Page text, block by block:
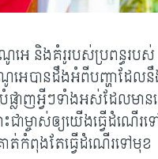
អេ និង​គំរូ​របស់​ប្រពន្ធ​របស់​
េ​បាន​ដឹង​អំពី​បញ្ហា​ដែល​
លាញ​អ្វីៗ​ទាំង​អស់​ដែល​មាន​
ម្ចាស់​ឲ្យ​យើង​ធ្វើ​ដំណើរ​ទ
ត់​កំពុង​តែ​ធ្វើ​ដំណើរ​ទៅ​មុខ